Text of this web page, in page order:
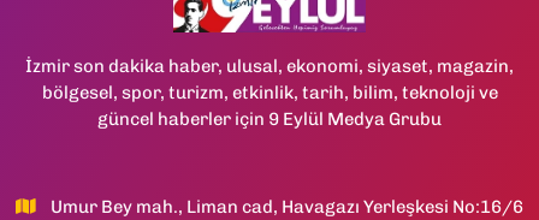
İzmir son dakika haber, ulusal, ekonomi, siyaset, magazin,
bölgesel, spor, turizm, etkinlik, tarih, bilim, teknoloji ve
güncel haberler için 9 Eylül Medya Grubu
Umur Bey mah., Liman cad, Havagazı Yerleşkesi No:16/6